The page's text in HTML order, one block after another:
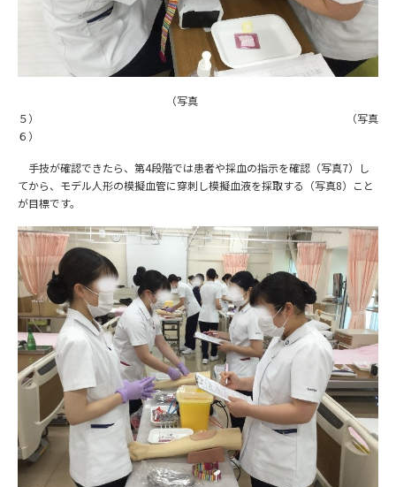
（写真
５） （写真
６）
手技が確認できたら、第4段階では患者や採血の指示を確認（写真7）し
てから、モデル人形の模擬血管に穿刺し模擬血液を採取する（写真8）こと
が目標です。